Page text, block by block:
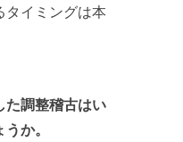
タイミングは本
調整稽古はい
か。